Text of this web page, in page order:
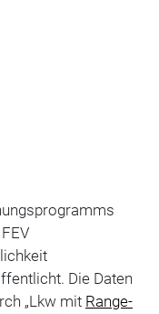
Die Daten
„Lkw mit Range-